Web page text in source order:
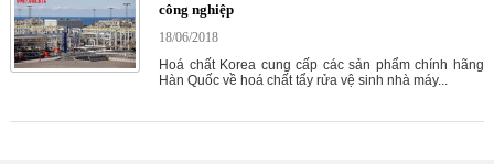
công nghiệp
18/06/2018
Hoá chất Korea cung cấp các sản phẩm chính hãng
Hàn Quốc về hoá chất tẩy rửa vệ sinh nhà máy...